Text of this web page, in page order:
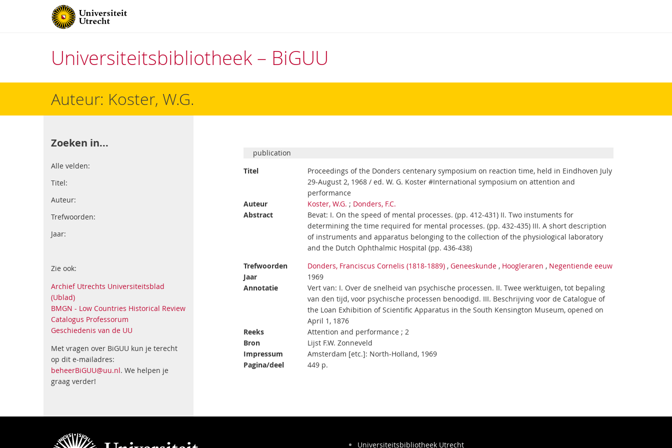
Universiteitsbibliotheek – BiGUU
Auteur: Koster, W.G.
Zoeken in...
Alle velden:
Titel:
Auteur:
Trefwoorden:
Jaar:
Zie ook:
Archief Utrechts Universiteitsblad
(Ublad)
BMGN - Low Countries Historical Review
Catalogus Professorum
Geschiedenis van de UU
Met vragen over BiGUU kun je terecht
op dit e-mailadres:
beheerBiGUU@uu.nl. We helpen je
graag verder!
publication
Titel
Proceedings of the Donders centenary symposium on reaction time, held in Eindhoven July
29-August 2, 1968 / ed. W. G. Koster #International symposium on attention and
performance
Auteur
Koster, W.G. ; Donders, F.C.
Abstract
Bevat: I. On the speed of mental processes. (pp. 412-431) II. Two instuments for
determining the time required for mental processes. (pp. 432-435) III. A short description
of instruments and apparatus belonging to the collection of the physiological laboratory
and the Dutch Ophthalmic Hospital (pp. 436-438)
Trefwoorden
Donders, Franciscus Cornelis (1818-1889) ,Geneeskunde , Hoogleraren , Negentiende eeuw
Jaar
1969
Annotatie
Vert van: I. Over de snelheid van psychische processen. II. Twee werktuigen, tot bepaling
van den tijd, voor psychische processen benoodigd. III. Beschrijving voor de Catalogue of
the Loan Exhibition of Scientific Apparatus in the South Kensington Museum, opened on
April 1, 1876
Reeks
Attention and performance ; 2
Bron
Lijst F.W. Zonneveld
Impressum
Amsterdam [etc.]: North-Holland, 1969
Pagina/deel
449 p.
Universiteitsbibliotheek Utrecht